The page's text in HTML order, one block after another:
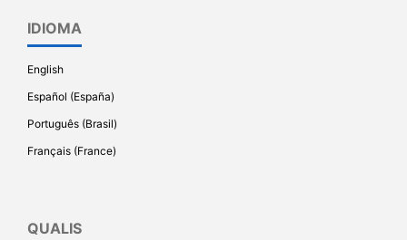
IDIOMA
English
Español (España)
Português (Brasil)
Français (France)
QUALIS